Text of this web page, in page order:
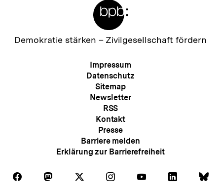
Zur
Demokratie stärken – Zivilgesellschaft fördern
Meta-
Navigation
Impressum
Datenschutz
Sitemap
Newsletter
RSS
Kontakt
Presse
Barriere melden
Erklärung zur Barrierefreiheit
Folgen
Auf
Folgen Folgen Folgen
Auf
Folgen Folgen